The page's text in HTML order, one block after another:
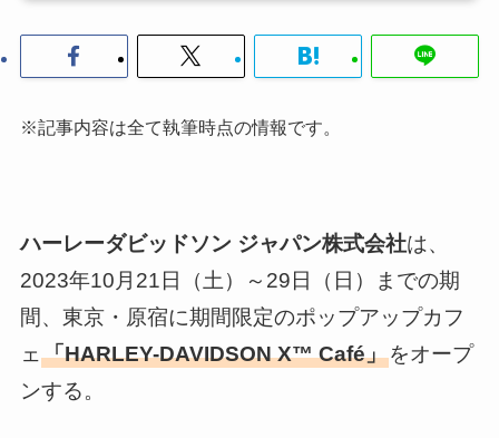
※記事内容は全て執筆時点の情報です。
ハーレーダビッドソン ジャパン株式会社は、
2023年10月21日（土）～29日（日）までの期
間、東京・原宿に期間限定のポップアップカフ
ェ 「HARLEY-DAVIDSON X™ Café」をオープ
ンする。